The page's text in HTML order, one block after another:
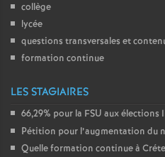
collège
lycée
questions transversales et
formation continue
LES STAGIAIRES
66,29% pour la FSU aux élections
Pétition pour l’augmentation du
Quelle formation continue à